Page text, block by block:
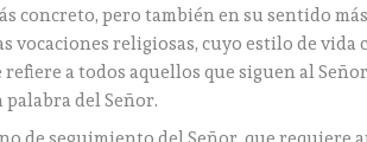
concreto, pero también en su sentido
vocaciones religiosas, cuyo estilo de vida
refiere a todos aquellos que siguen al
palabra del Señor.